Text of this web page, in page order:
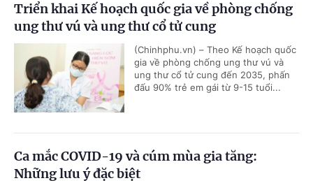
Triển khai Kế hoạch quốc gia về phòng chống
ung thư vú và ung thư cổ tử cung
(Chinhphu.vn) – Theo Kế hoạch quốc
gia về phòng chống ung thư vú và
ung thư cổ tử cung đến 2035, phấn
đấu 90% trẻ em gái từ 9-15 tuổi...
Ca mắc COVID-19 và cúm mùa gia tăng:
Những lưu ý đặc biệt